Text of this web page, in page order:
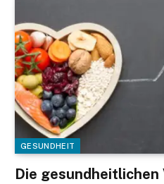
GESUNDHEIT
Die gesundheitlichen